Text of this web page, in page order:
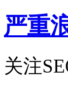
严重
关注